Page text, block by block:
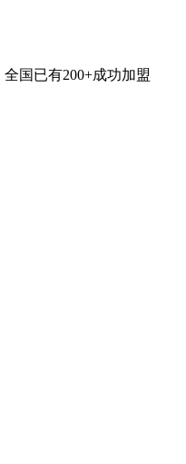
国已有200+成功加盟